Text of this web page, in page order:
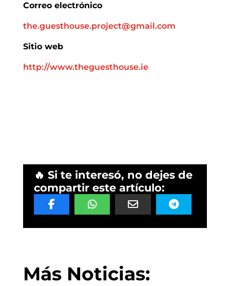
Correo electrónico
the.guesthouse.project@gmail.com
Sitio web
http://www.theguesthouse.ie
🔥 Si te interesó, no dejes de
compartir este artículo:
Más Noticias: